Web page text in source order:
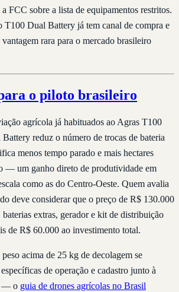
FCC sobre a lista de equipamentos restritos.
T100 Dual Battery já tem canal de compra e
rara para o mercado brasileiro
o piloto brasileiro
agrícola já habituados ao Agras T100
reduz o número de trocas de bateria
menos tempo parado e mais hectares
— um ganho direto de produtividade em
como as do Centro-Oeste. Quem avalia
deve considerar que o preço de R$ 130.000
baterias extras, gerador e kit de distribuição
de R$ 60.000 ao investimento total.
acima de 25 kg de decolagem se
de operação e cadastro junto à
— o guia de drones agrícolas no Brasil